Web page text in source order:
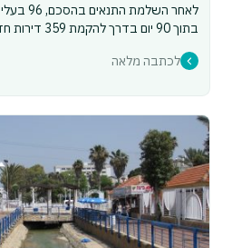
לאחר
בתוך 90 יום בדרך להקמת 359 דירות חדשות
לכתבה מלאה